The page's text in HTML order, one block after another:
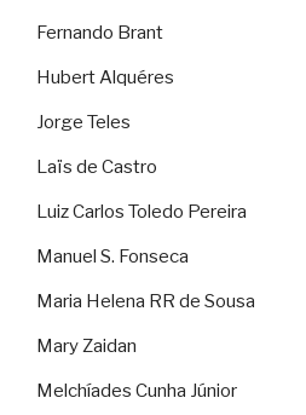
Fernando Brant
Hubert Alquéres
Jorge Teles
Laïs de Castro
Luiz Carlos Toledo Pereira
Manuel S. Fonseca
Maria Helena RR de Sousa
Mary Zaidan
Melchíades Cunha Júnior